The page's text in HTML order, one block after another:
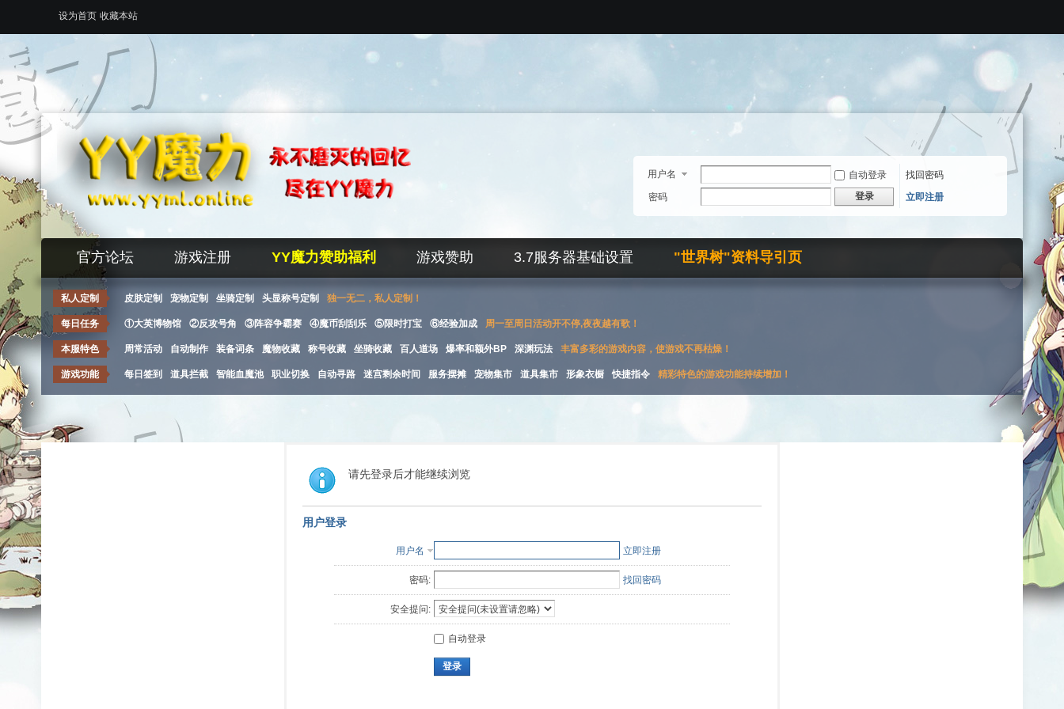
设为首页 收藏本站
用户名 自动登录
找回密码
密码
登录 立即注册
官方论坛 游戏注册 YY魔力赞助福利 游戏赞助 3.7服务器基础设置 "世界树"资料导引页
私人定制 皮肤定制 宠物定制 坐骑定制 头显称号定制 独一无二，私人定制！
每日任务 ①大英博物馆 ②反攻号角 ③阵容争霸赛 ④魔币刮刮乐 ⑤限时打宝 ⑥经验加成 周一至周日活动开不停,夜夜越有歌！
本服特色 周常活动 自动制作 装备词条 魔物收藏 称号收藏 坐骑收藏 百人道场 爆率和额外BP 深渊玩法 丰富多彩的游戏内容，使游戏不再枯燥！
游戏功能 每日签到 道具拦截 智能血魔池 职业切换 自动寻路 迷宫剩余时间 服务摆摊 宠物集市 道具集市 形象衣橱 快捷指令 精彩特色的游戏功能持续增加！
请先登录后才能继续浏览
用户登录
用户名 立即注册
密码: 找回密码
安全提问:
自动登录
登录